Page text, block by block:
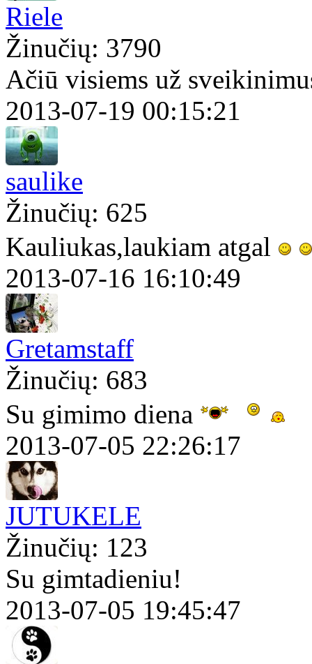
Riele
Žinučių: 3790
Ačiū visiems už
2013-07-19 00:15:21
saulike
Žinučių: 625
Kauliukas,laukiam atgal
2013-07-16 16:10:49
Gretamstaff
Žinučių: 683
Su gimimo diena
2013-07-05 22:26:17
JUTUKELE
Žinučių: 123
Su gimtadieniu!
2013-07-05 19:45:47